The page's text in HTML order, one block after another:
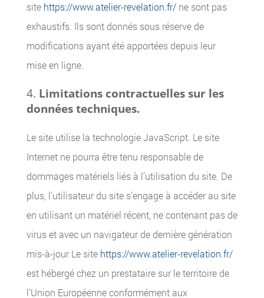
site https://www.atelier-revelation.fr/ne sont pas
exhaustifs. Ils sont donnés sous réserve de
modifications ayant été apportées depuis leur
mise en ligne.
Limitations contractuelles sur les
données techniques.
Le site utilise la technologie JavaScript. Le site
Internet ne pourra être tenu responsable de
dommages matériels liés à l’utilisation du site. De
plus, l’utilisateur du site s’engage à accéder au site
en utilisant un matériel récent, ne contenant pas de
virus et avec un navigateur de dernière génération
mis-à-jour Le site https://www.atelier-revelation.fr/
est hébergé chez un prestataire sur le territoire de
l’Union Européenne conformément aux